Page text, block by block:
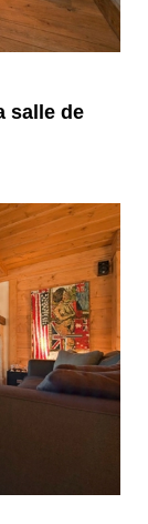
salle de